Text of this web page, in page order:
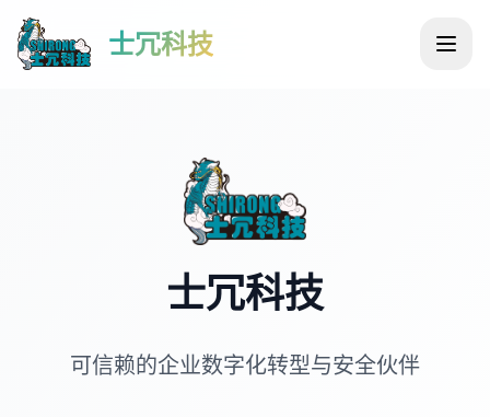
士冗科技
士冗科技
可信赖的企业数字化转型与安全伙伴